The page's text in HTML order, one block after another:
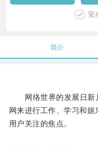
安
简介
网络世界的发展日新
网来进行工作、学习和
用户关注的焦点。